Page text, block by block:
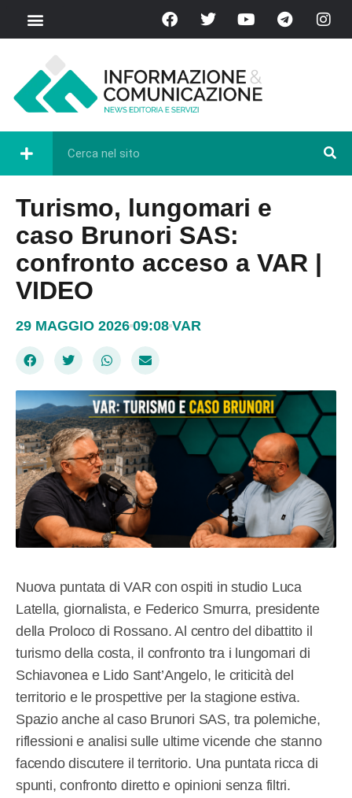
Turismo, lungomari e
caso Brunori SAS:
confronto acceso a VAR |
VIDEO
29 MAGGIO 2026 09:08 VAR
Nuova puntata di VAR con ospiti in studio Luca
Latella, giornalista, e Federico Smurra, presidente
della Proloco di Rossano. Al centro del dibattito il
turismo della costa, il confronto tra i lungomari di
Schiavonea e Lido Sant’Angelo, le criticità del
territorio e le prospettive per la stagione estiva.
Spazio anche al caso Brunori SAS, tra polemiche,
riflessioni e analisi sulle ultime vicende che stanno
facendo discutere il territorio. Una puntata ricca di
spunti, confronto diretto e opinioni senza filtri.